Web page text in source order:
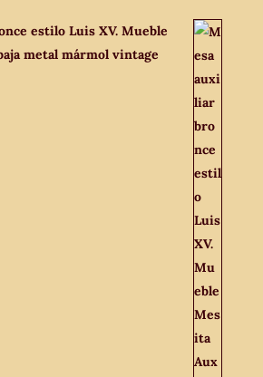
estilo Luis XV. Mueble
metal mármol vintage